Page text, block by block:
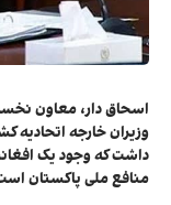
اسحاق دار، معاون
وزیران خارجه اتحادیه
داشت که وجود یک
منافع ملی پاکستان